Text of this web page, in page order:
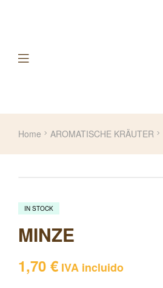
Home AROMATISCHE KRÄUTER
IN STOCK
MINZE
1,70 € IVA incluido